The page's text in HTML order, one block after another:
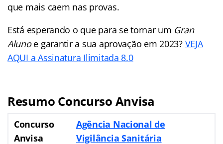
que mais caem nas provas.
Está esperando o que para se tornar um Gran
Alunoe garantir a sua aprovação em 2023? VEJA
AQUI a Assinatura Ilimitada 8.0
Resumo Concurso Anvisa
Concurso
Anvisa
Agência Nacional de
Vigilância Sanitária